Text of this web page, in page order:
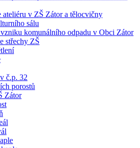
ateliéru v ZŠ Zátor a tělocvičny
sálu
vzniku komunálního odpadu v Obci Zátor
střechy ZŠ
č.p. 32
porostů
Zátor